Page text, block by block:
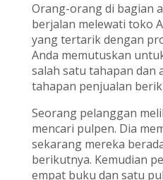
Orang-orang di bagian
berjalan melewati toko
yang tertarik dengan
Anda memutuskan
salah satu tahapan dan
tahapan penjualan
Seorang pelanggan
mencari pulpen. Dia
sekarang mereka
berikutnya. Kemudian
empat buku dan satu